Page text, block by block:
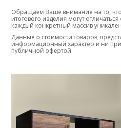
Обращаем Ваше внимание на то, что
итогового изделия могут
каждый конкретный массив
Данные о стоимости товаров,
информационный характер и ни при
публичной офертой.